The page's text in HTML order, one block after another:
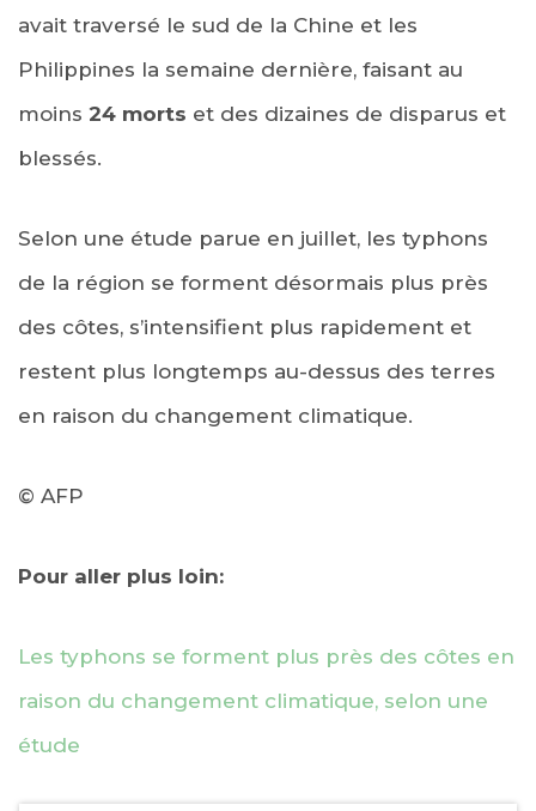
avait traversé le sud de la Chine et les
Philippines la semaine dernière, faisant au
moins 24 morts et des dizaines de disparus et
blessés.
Selon une étude parue en juillet, les typhons
de la région se forment désormais plus près
des côtes, s’intensifient plus rapidement et
restent plus longtemps au-dessus des terres
en raison du changement climatique.
© AFP
Pour aller plus loin:
Les typhons se forment plus près des côtes en
raison du changement climatique, selon une
étude